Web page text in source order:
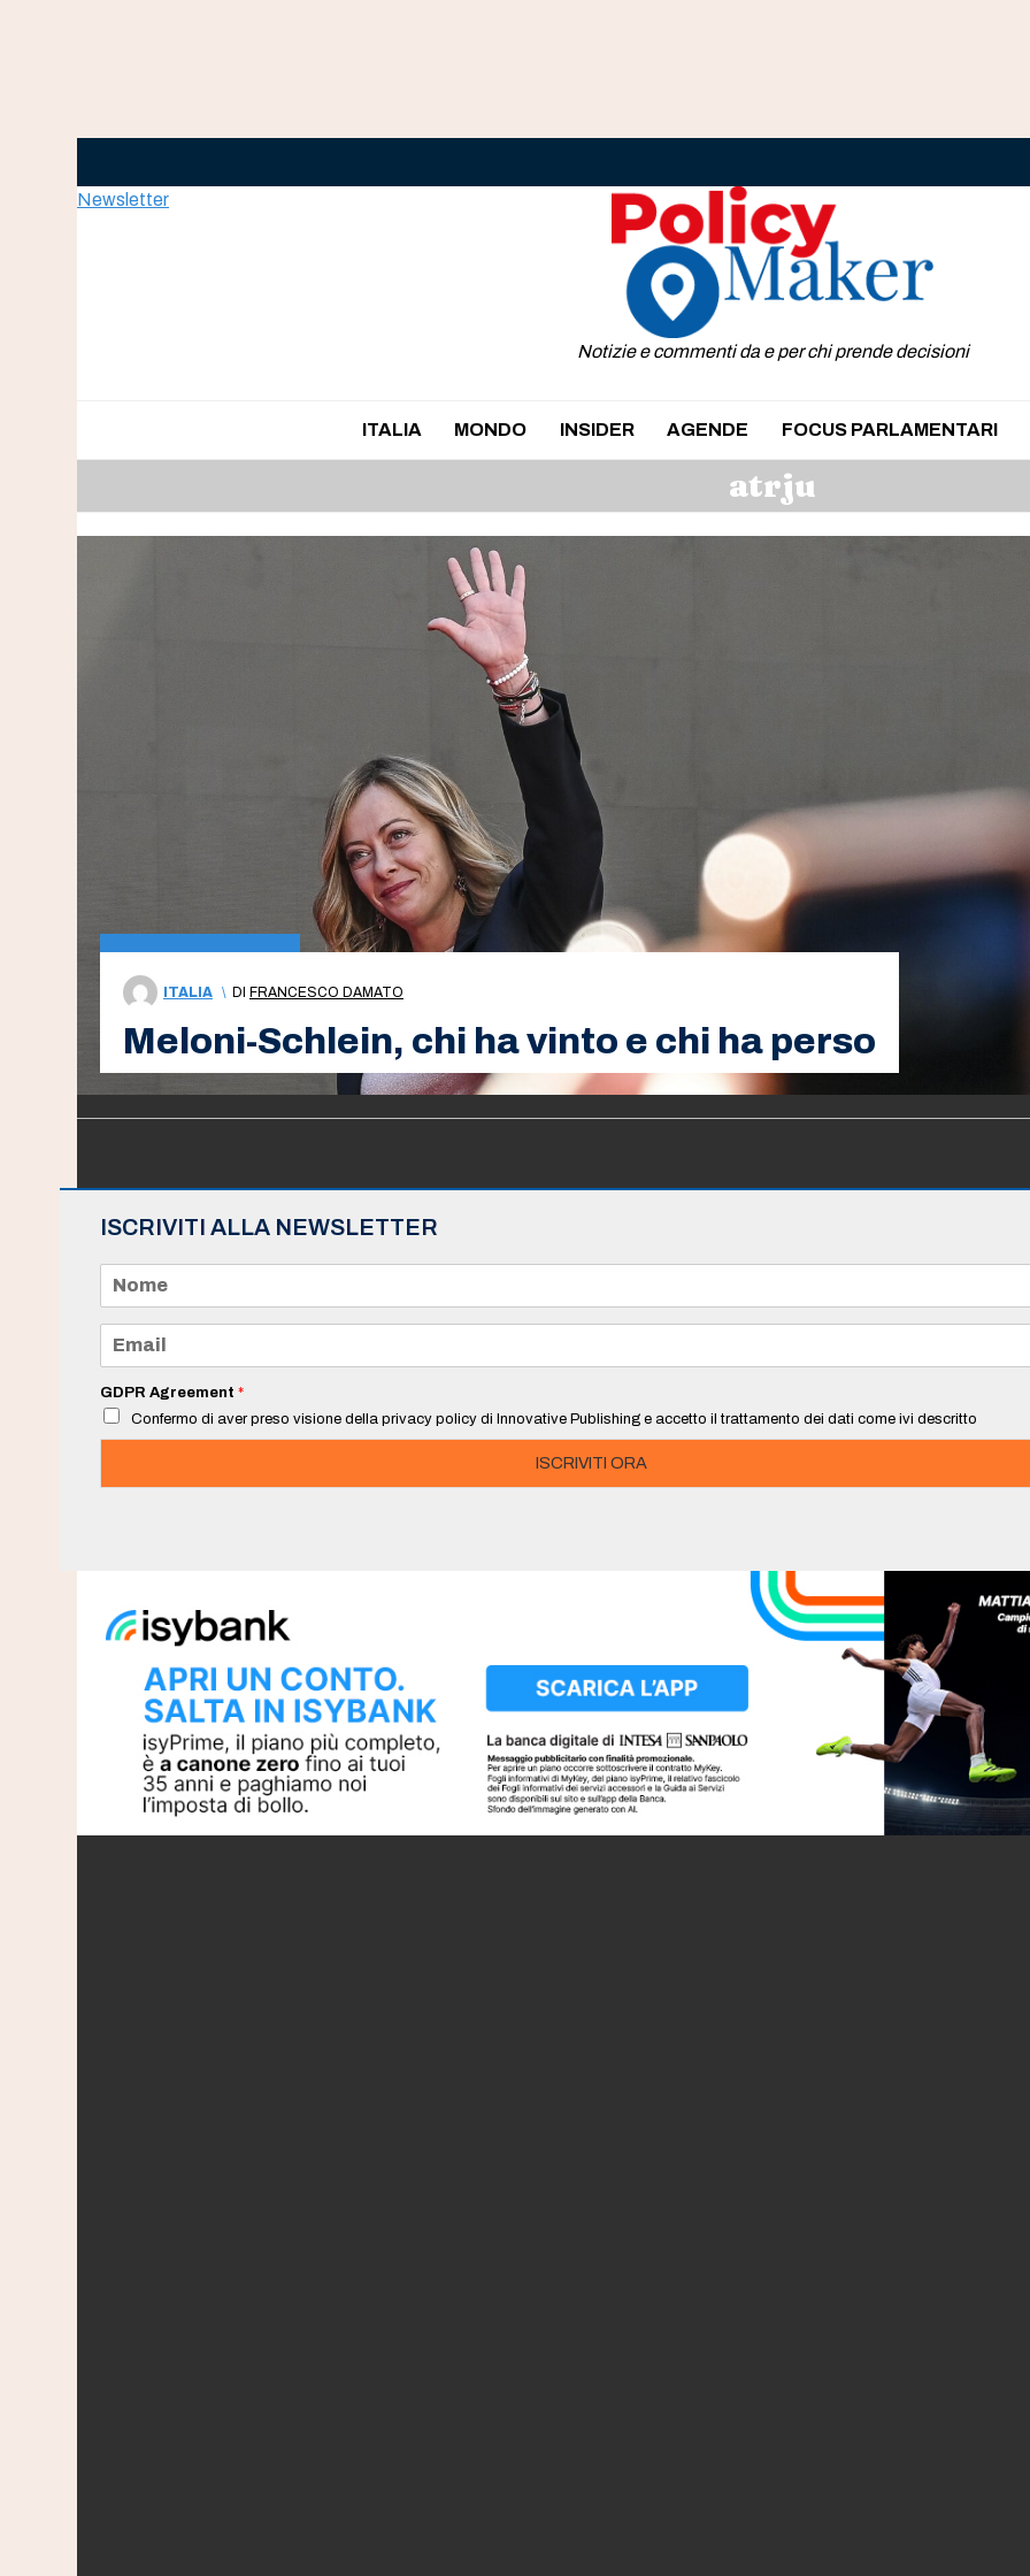
Newsletter
Notizie e commenti da e per chi prende decisioni
ITALIA MONDO INSIDER AGENDE FOCUS PARLAMENTARI
atrju
ITALIA \ DI FRANCESCO DAMATO
Meloni-Schlein, chi ha vinto e chi ha perso
ISCRIVITI ALLA NEWSLETTER
m
e
a
i
*
GDPR Agreement *
Confermo di aver preso visione della privacy policy di Innovative Publishing e accetto il trattamento dei dati come ivi descritto
ISCRIVITI ORA